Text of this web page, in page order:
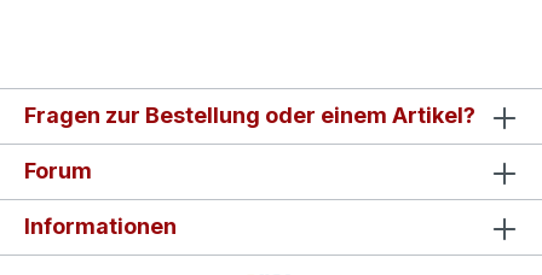
Fragen zur Bestellung oder einem Artikel?
Forum
Informationen